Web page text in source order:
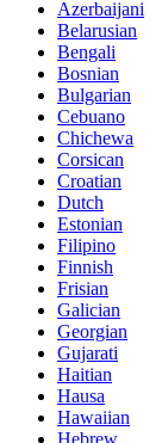
Azerbaijani
Belarusian
Bengali
Bosnian
Bulgarian
Cebuano
Chichewa
Corsican
Croatian
Dutch
Estonian
Filipino
Finnish
Frisian
Galician
Georgian
Gujarati
Haitian
Hausa
Hawaiian